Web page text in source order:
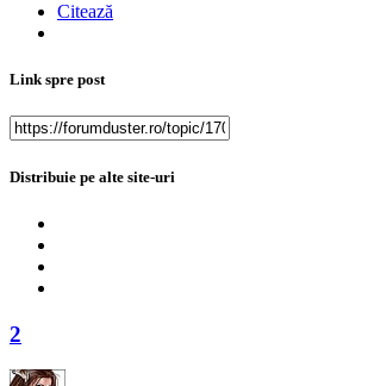
Citează
Link spre post
Distribuie pe alte site-uri
2